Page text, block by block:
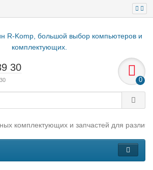
30
0
комплектующих и запчастей для